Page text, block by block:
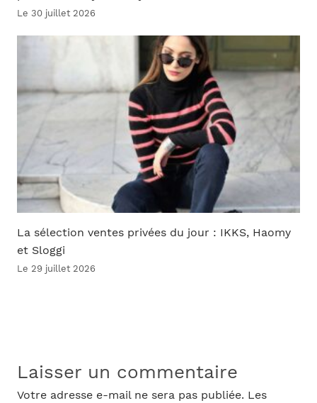
Le 30 juillet 2026
La sélection ventes privées du jour : IKKS, Haomy
et Sloggi
Le 29 juillet 2026
Laisser un commentaire
Votre adresse e-mail ne sera pas publiée. Les